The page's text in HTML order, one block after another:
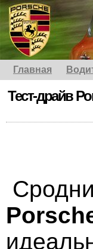
Главная
Тест-драйв